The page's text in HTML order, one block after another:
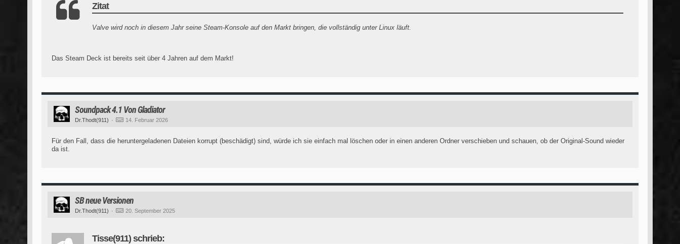
Zitat
Valve wird noch in diesem Jahr seine Steam-Konsole auf den Markt bringen, die vollständig unter Linux läuft.
Das Steam Deck ist bereits seit über 4 Jahren auf dem Markt!
Soundpack 4.1 Von Gladiator
Dr.Thodt(911) 14. Februar 2026
Für den Fall, dass die heruntergeladenen Dateien korrupt (beschädigt) sind, würde ich sie einfach mal löschen oder in einen anderen Ordner verschieben und schauen, ob der Original-Sound wieder
da ist.
SB neue Versionen
Dr.Thodt(911) 20. September 2025
Tisse(911) schrieb: